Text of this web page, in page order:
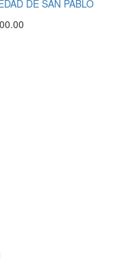
DE SAN PABLO